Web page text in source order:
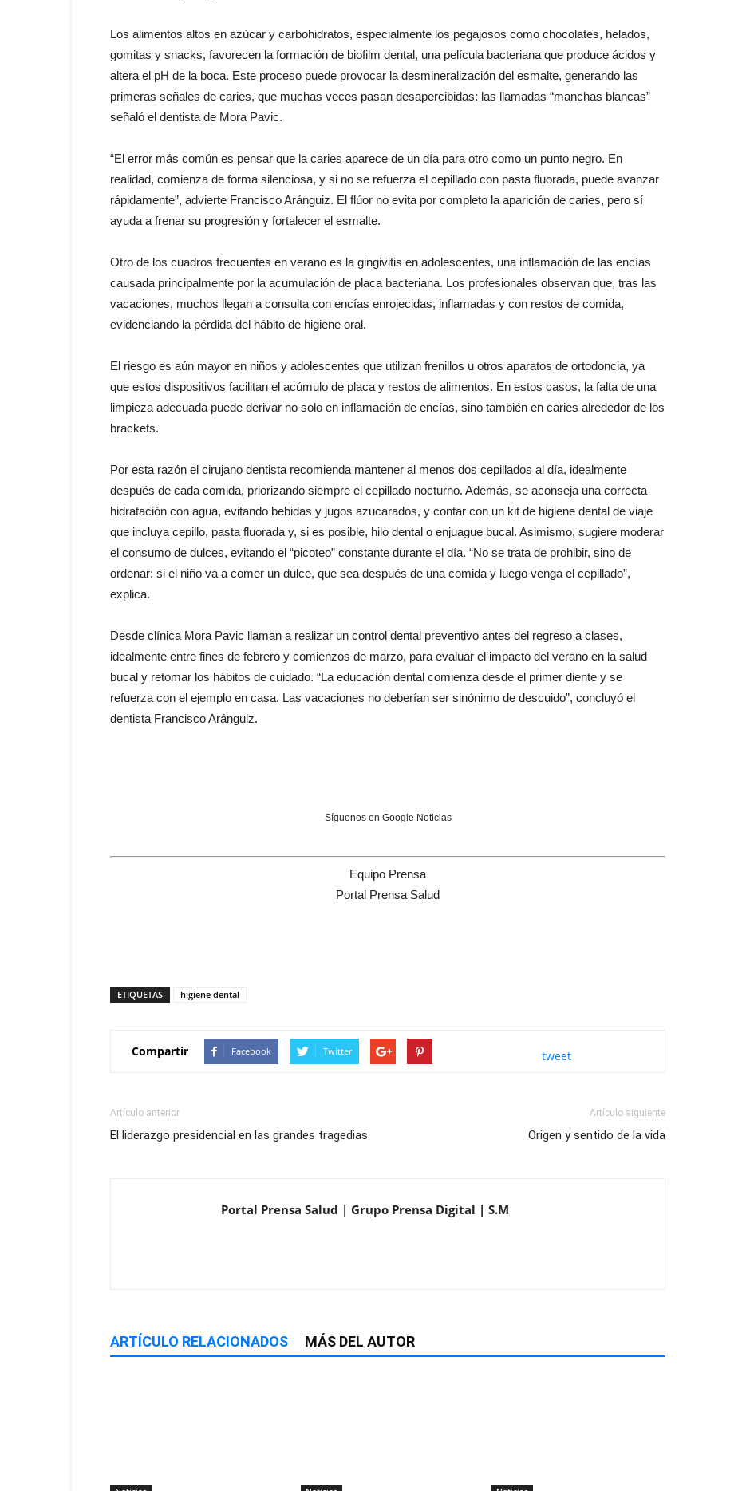
Los alimentos altos en azúcar y carbohidratos, especialmente los pegajosos como chocolates, helados,
gomitas y snacks, favorecen la formación de biofilm dental, una película bacteriana que produce ácidos y
altera el pH de la boca. Este proceso puede provocar la desmineralización del esmalte, generando las
primeras señales de caries, que muchas veces pasan desapercibidas: las llamadas “manchas blancas”
señaló el dentista de Mora Pavic.
“El error más común es pensar que la caries aparece de un día para otro como un punto negro. En
realidad, comienza de forma silenciosa, y si no se refuerza el cepillado con pasta fluorada, puede avanzar
rápidamente”, advierte Francisco Aránguiz. El flúor no evita por completo la aparición de caries, pero sí
ayuda a frenar su progresión y fortalecer el esmalte.
Otro de los cuadros frecuentes en verano es la gingivitis en adolescentes, una inflamación de las encías
causada principalmente por la acumulación de placa bacteriana. Los profesionales observan que, tras las
vacaciones, muchos llegan a consulta con encías enrojecidas, inflamadas y con restos de comida,
evidenciando la pérdida del hábito de higiene oral.
El riesgo es aún mayor en niños y adolescentes que utilizan frenillos u otros aparatos de ortodoncia, ya
que estos dispositivos facilitan el acúmulo de placa y restos de alimentos. En estos casos, la falta de una
limpieza adecuada puede derivar no solo en inflamación de encías, sino también en caries alrededor de los
brackets.
Por esta razón el cirujano dentista recomienda mantener al menos dos cepillados al día, idealmente
después de cada comida, priorizando siempre el cepillado nocturno. Además, se aconseja una correcta
hidratación con agua, evitando bebidas y jugos azucarados, y contar con un kit de higiene dental de viaje
que incluya cepillo, pasta fluorada y, si es posible, hilo dental o enjuague bucal. Asimismo, sugiere moderar
el consumo de dulces, evitando el “picoteo” constante durante el día. “No se trata de prohibir, sino de
ordenar: si el niño va a comer un dulce, que sea después de una comida y luego venga el cepillado”,
explica.
Desde clínica Mora Pavic llaman a realizar un control dental preventivo antes del regreso a clases,
idealmente entre fines de febrero y comienzos de marzo, para evaluar el impacto del verano en la salud
bucal y retomar los hábitos de cuidado. “La educación dental comienza desde el primer diente y se
refuerza con el ejemplo en casa. Las vacaciones no deberían ser sinónimo de descuido”, concluyó el
dentista Francisco Aránguiz.
Síguenos en Google Noticias
Equipo Prensa
Portal Prensa Salud
ETIQUETAS higiene dental
Compartir Facebook Twitter tweet
Artículo anterior
El liderazgo presidencial en las grandes tragedias
Artículo siguiente
Origen y sentido de la vida
Portal Prensa Salud | Grupo Prensa Digital | S.M
ARTÍCULO RELACIONADOS MÁS DEL AUTOR